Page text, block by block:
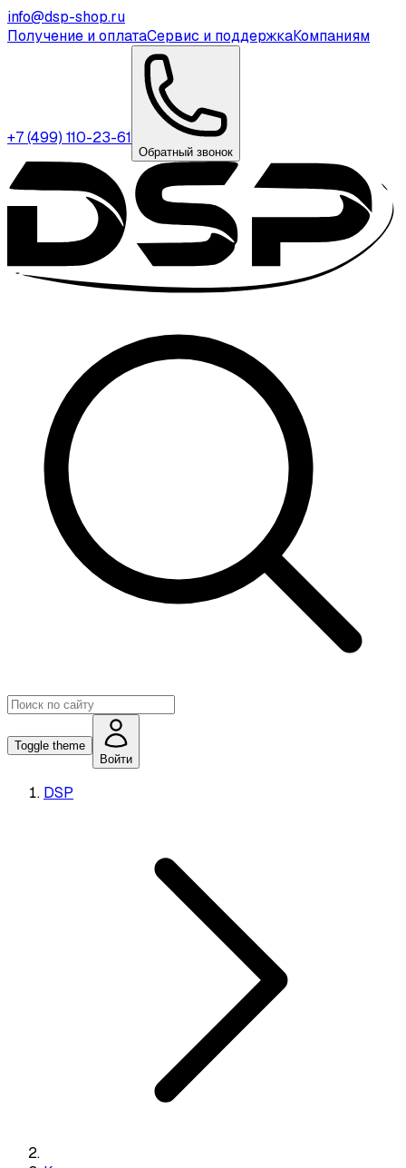
info@dsp-shop.ru
Получение и оплатаСервис и поддержкаКомпаниям
+7 (499) 110-23-61
Обратный звонок
Toggle theme
Войти
DSP